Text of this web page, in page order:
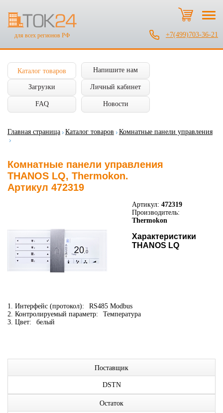
для всех регионов РФ +7(499)703-36-21
Каталог товаров Напишите нам
Загрузки Личный кабинет
FAQ Новости
Главная страница Каталог товаров Комнатные панели управления
Комнатные панели управления
THANOS LQ, Thermokon.
Артикул 472319
Артикул: 472319
Производитель:
Thermokon
Характеристики
THANOS LQ
1. Интерфейс (протокол):
RS485 Modbus
2. Контролируемый параметр:
Температура
3. Цвет:
белый
Поставщик
DSTN
Остаток